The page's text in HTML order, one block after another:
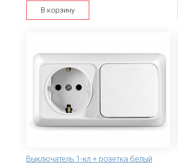
В корзину
Выключатель 1-кл + розетка белый